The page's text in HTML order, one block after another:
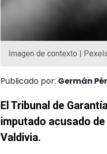
Imagen de contexto |
Publicado por: Germán
El Tribunal de
imputado acusado
Valdivia.